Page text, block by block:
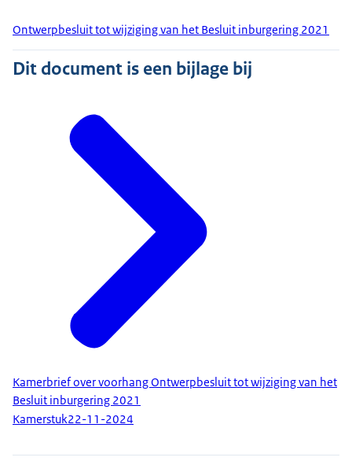
Ontwerpbesluit tot wijziging van het Besluit inburgering 2021
Dit document is een bijlage bij
Kamerbrief over voorhang Ontwerpbesluit tot wijziging van het
Besluit inburgering 2021
Kamerstuk22-11-2024